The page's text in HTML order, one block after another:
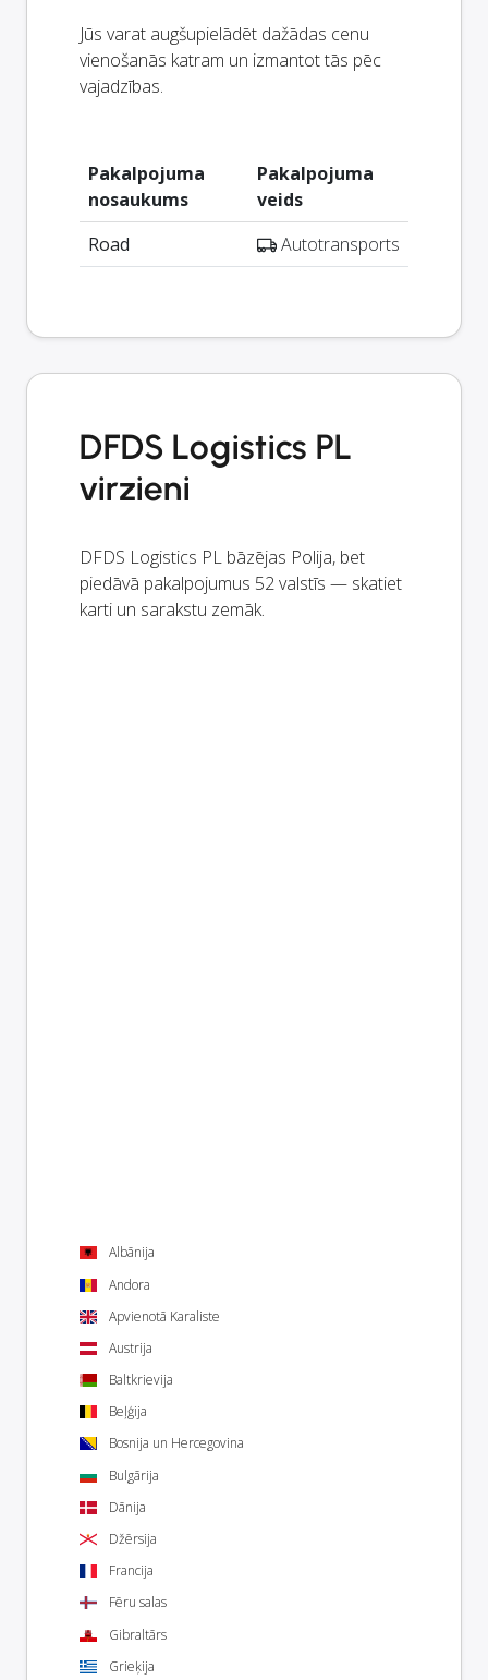
Jūs varat augšupielādēt dažādas cenu
vienošanās katram un izmantot tās pēc
vajadzības.
Pakalpojuma
nosaukums
Pakalpojuma
veids
Road
Autotransports
DFDS Logistics PL
virzieni
DFDS Logistics PL bāzējas Polija, bet
piedāvā pakalpojumus 52 valstīs — skatiet
karti un sarakstu zemāk.
Albānija
Andora
Apvienotā Karaliste
Austrija
Baltkrievija
Beļģija
Bosnija un Hercegovina
Bulgārija
Dānija
Džērsija
Francija
Fēru salas
Gibraltārs
Grieķija